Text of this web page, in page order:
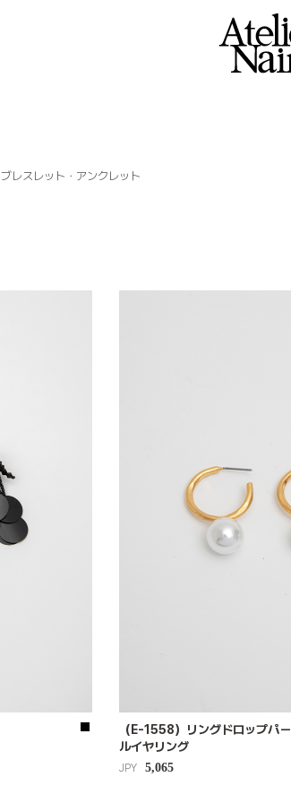
ブレスレット・アンクレット
（E-1558）リングドロップパー
ルイヤリング
JPY 5,065